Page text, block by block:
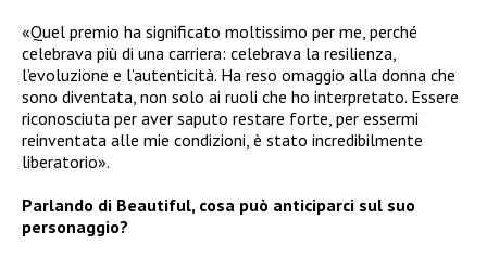
«Quel premio ha significato moltissimo per me, perché
celebrava più di una carriera: celebrava la resilienza,
l’evoluzione e l’autenticità. Ha reso omaggio alla donna che
sono diventata, non solo ai ruoli che ho interpretato. Essere
riconosciuta per aver saputo restare forte, per essermi
reinventata alle mie condizioni, è stato incredibilmente
liberatorio».
Parlando di Beautiful, cosa può anticiparci sul suo
personaggio?